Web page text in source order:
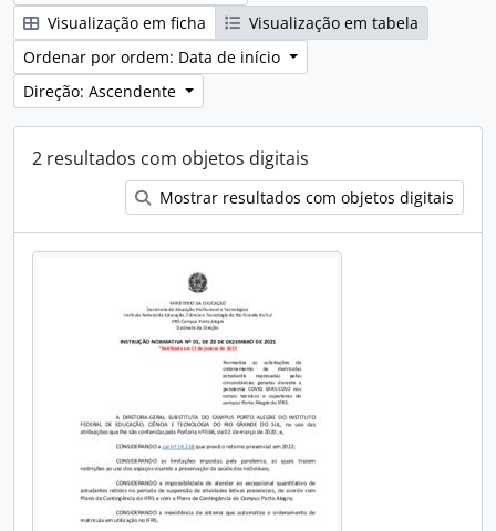
Visualização em ficha
Visualização em tabela
Ordenar por ordem: Data de início
Direção: Ascendente
2 resultados com objetos digitais
Mostrar resultados com objetos digitais